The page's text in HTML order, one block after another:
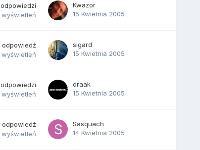
odpowiedzi
wyświetleń
Kwazor
15 Kwietnia 2005
odpowiedź
wyświetleń
sigard
15 Kwietnia 2005
odpowiedzi
wyświetleń
draak
15 Kwietnia 2005
odpowiedź
wyświetleń
Sasquach
14 Kwietnia 2005